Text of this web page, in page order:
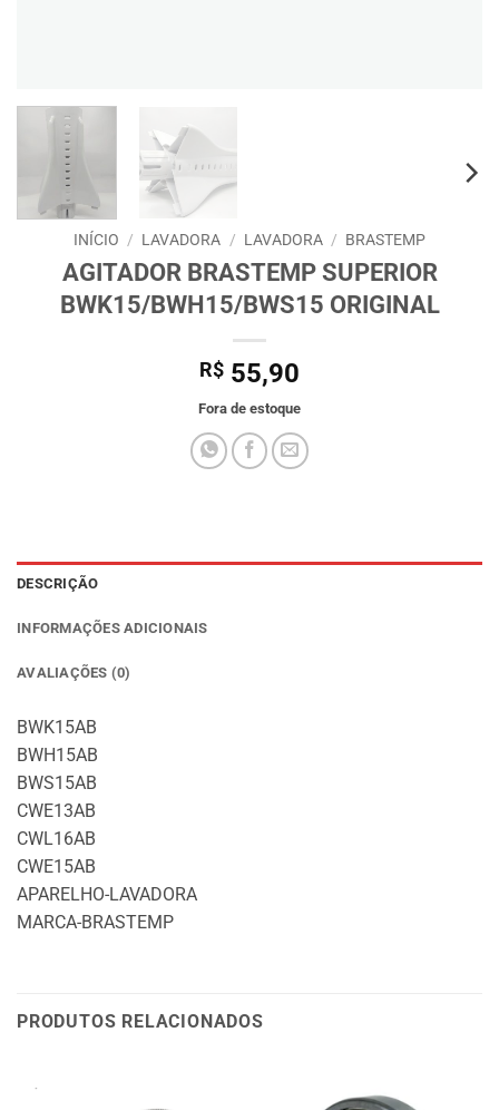
INÍCIO / LAVADORA / LAVADORA / BRASTEMP
AGITADOR BRASTEMP SUPERIOR
BWK15/BWH15/BWS15 ORIGINAL
R$ 55,90
Fora de estoque
DESCRIÇÃO
INFORMAÇÕES ADICIONAIS
AVALIAÇÕES (0)
BWK15AB
BWH15AB
BWS15AB
CWE13AB
CWL16AB
CWE15AB
APARELHO-LAVADORA
MARCA-BRASTEMP
PRODUTOS RELACIONADOS